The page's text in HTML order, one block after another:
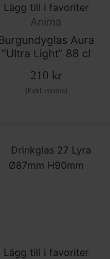
Lägg till i favoriter
Anima
Burgundyglas Aura
”Ultra Light” 88 cl
210 kr
(Exkl. moms)
Lägg till i favoriter